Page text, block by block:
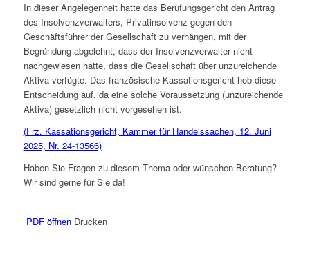
In dieser Angelegenheit hatte das Berufungsgericht den Antrag
des Insolvenzverwalters, Privatinsolvenz gegen den
Geschäftsführer der Gesellschaft zu verhängen, mit der
Begründung abgelehnt, dass der Insolvenzverwalter nicht
nachgewiesen hatte, dass die Gesellschaft über unzureichende
Aktiva verfügte. Das französische Kassationsgericht hob diese
Entscheidung auf, da eine solche Voraussetzung (unzureichende
Aktiva) gesetzlich nicht vorgesehen ist.
(Frz. Kassationsgericht, Kammer für Handelssachen, 12. Juni
2025, Nr. 24-13566)
Haben Sie Fragen zu diesem Thema oder wünschen Beratung?
Wir sind gerne für Sie da!
PDF öffnen Drucken